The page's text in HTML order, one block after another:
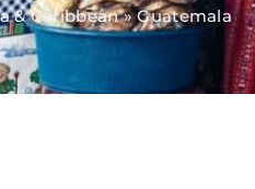
& Caribbean»Guatemala